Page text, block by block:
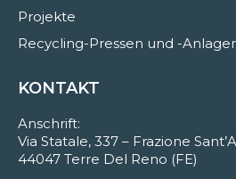
Projekte
Recycling-Pressen und -
KONTAKT
Anschrift:
Via Statale, 337 – Frazione
44047 Terre Del Reno (FE)